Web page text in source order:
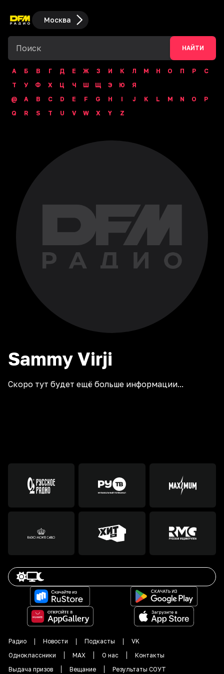
Москва
НАЙТИ
А Б В Г Д Е Ж З И К Л М Н О П Р
С
Т
У Ф Х Ц Ч Ш Щ Э Ю
Я
@
A B C D E F G H I J K L M N O
P
Q
R S T U V W X Y Z
Sammy Virji
Скоро тут будет ещё больше информации...
Радио Новости Подкасты
VK
Одноклассники
MAX О нас
Контакты
Выдача призов
Вещание Результаты СОУТ